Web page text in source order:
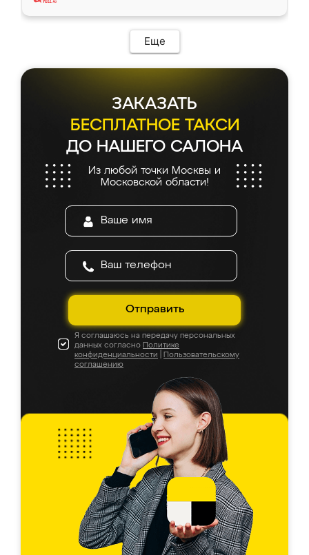
Еще
ЗАКАЗАТЬ
БЕСПЛАТНОЕ ТАКСИ
ДО НАШЕГО САЛОНА
Из любой точки Москвы и
Московской области!
Отправить
Я соглашаюсь на передачу персональных
данных согласно Политике
конфиденциальности
Пользовательскому
соглашению